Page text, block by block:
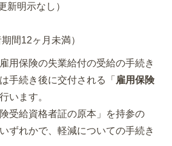
新明示なし）
間12ヶ月未満）
用保険の失業給付の受給の手続き
手続き後に交付される「 雇用保険
います。
受給資格者証の原本」を持参の
ずれかで、軽減についての手続き